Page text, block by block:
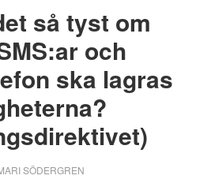
så tyst om
och
ska lagras
SÖDERGREN